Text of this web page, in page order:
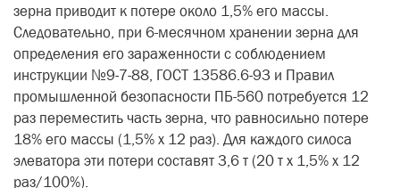
зерна приводит к потере около 1,5% его массы.
Следовательно, при 6-месячном хранении зерна для
определения его зараженности с соблюдением
инструкции №9-7-88, ГОСТ 13586.6-93 и Правил
промышленной безопасности ПБ-560 потребуется 12
раз переместить часть зерна, что равносильно потере
18% его массы (1,5% х 12 раз). Для каждого силоса
элеватора эти потери составят 3,6 т (20 т х 1,5% х 12
раз/100%).